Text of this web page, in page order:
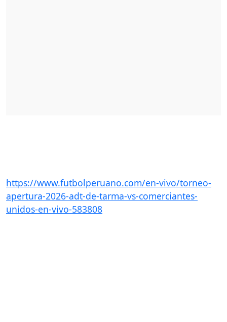
https://www.futbolperuano.com/en-vivo/torneo-
apertura-2026-adt-de-tarma-vs-comerciantes-
unidos-en-vivo-583808